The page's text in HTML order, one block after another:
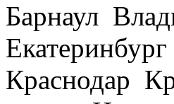
Барнаул
Краснодар